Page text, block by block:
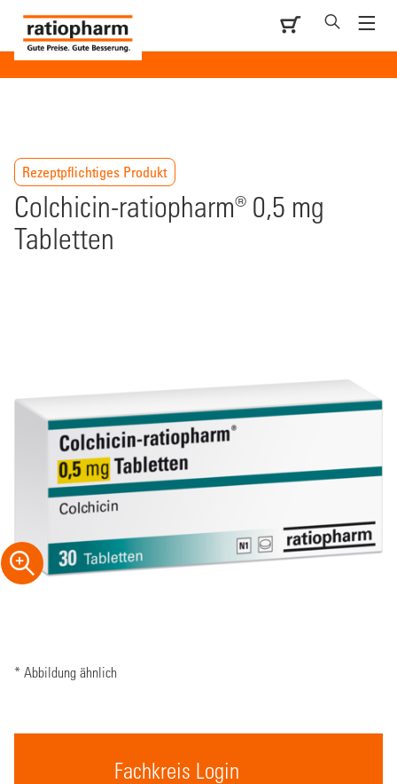
Rezeptpflichtiges Produkt
Colchicin-ratiopharm® 0,5 mg
Tabletten
* Abbildung ähnlich
Fachkreis Login